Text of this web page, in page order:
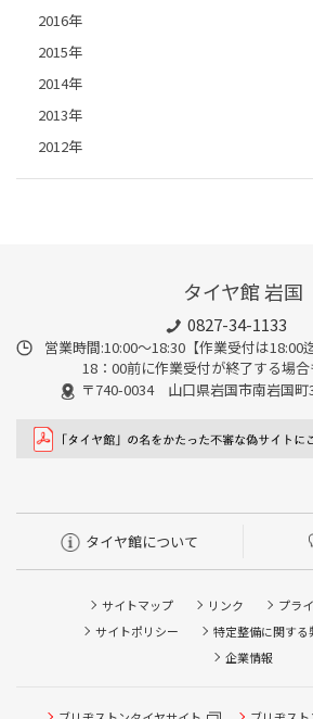
2016年
2015年
2014年
2013年
2012年
タイヤ館 岩国
0827-34-1133
営業時間:10:00〜18:30【作業受付は18:00
18：00前に作業受付が終了する場合
〒740-0034 山口県岩国市南岩国町
タイヤ館について
サイトマップ リンク
プラ
サイトポリシー
特定整備に関する
企業情報